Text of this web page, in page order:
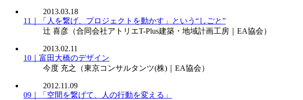
2013.03.18
11｜「人を繋げ、プロジェクトを動かす」という“しごと”
辻 喜彦 （合同会社アトリエT-Plus建築・地域計画工房｜EA協会）
2013.02.11
10｜富田大橋のデザイン
今度 充之
（東京コンサルタンツ(株)｜EA協会）
2012.11.09
09｜「空間を繋げて、人の行動を変える」